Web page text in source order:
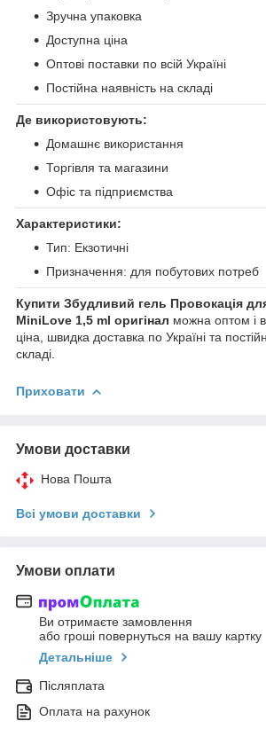
Зручна упаковка
Доступна ціна
Оптові поставки по всій Україні
Постійна наявність на складі
Де використовують:
Домашнє використання
Торгівля та магазини
Офіс та підприємства
Характеристики:
Тип: Екзотичні
Призначення: для побутових потреб
Купити Збудливий гель Провокація
MiniLove 1,5 ml оригінал можна оптом і в
ціна, швидка доставка по Україні та
складі.
Приховати
Умови доставки
Нова Пошта
Всі умови доставки
Умови оплати
Ви отримаєте замовлення
або гроші повернуться на вашу картку
Детальніше
Післяплата
Оплата на рахунок